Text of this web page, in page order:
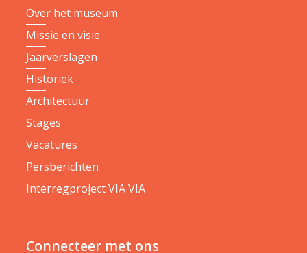
Over het museum
Missie en visie
Jaarverslagen
Historiek
Architectuur
Stages
Vacatures
Persberichten
Interregproject VIA VIA
Connecteer met ons